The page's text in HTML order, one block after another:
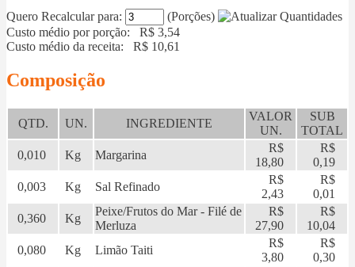
Quero Recalcular para:
(Porções)
Custo médio por porção: R$ 3,54
Custo médio da receita: R$ 10,61
Composição
QTD. UN. INGREDIENTE
VALOR
UN.
SUB
TOTAL
0,010
Kg Margarina
R$
18,80
R$
0,19
0,003
Kg Sal Refinado
R$
2,43
R$
0,01
0,360
Kg
Peixe/Frutos do Mar - Filé de
Merluza
R$
27,90
R$
10,04
0,080
Kg Limão Taiti
R$
3,80
R$
0,30